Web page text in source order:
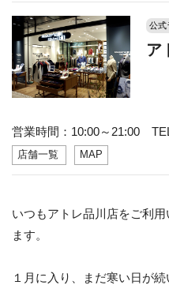
公式
ア
営業時間：10:00～21:00
店舗一覧 MAP
いつもアトレ品川店をご利
ます。
１月に入り、まだ寒い日が